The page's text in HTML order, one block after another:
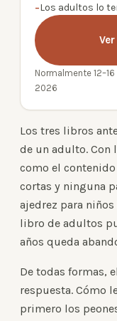
−Los adultos lo
Normalmente
2026
Los tres libros
de un adulto. Con
como el
cortas y ninguna
ajedrez para
libro de adultos
años queda
De todas formas,
respuesta. Cómo
primero los